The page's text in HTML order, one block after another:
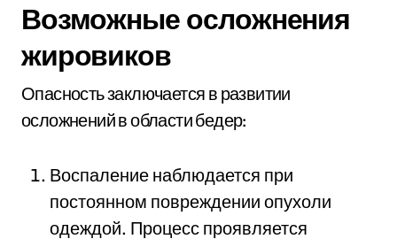
Возможные осложнения
жировиков
Опасность заключается в развитии
осложнений в области бедер:
Воспаление наблюдается при
постоянном повреждении опухоли
одеждой. Процесс проявляется